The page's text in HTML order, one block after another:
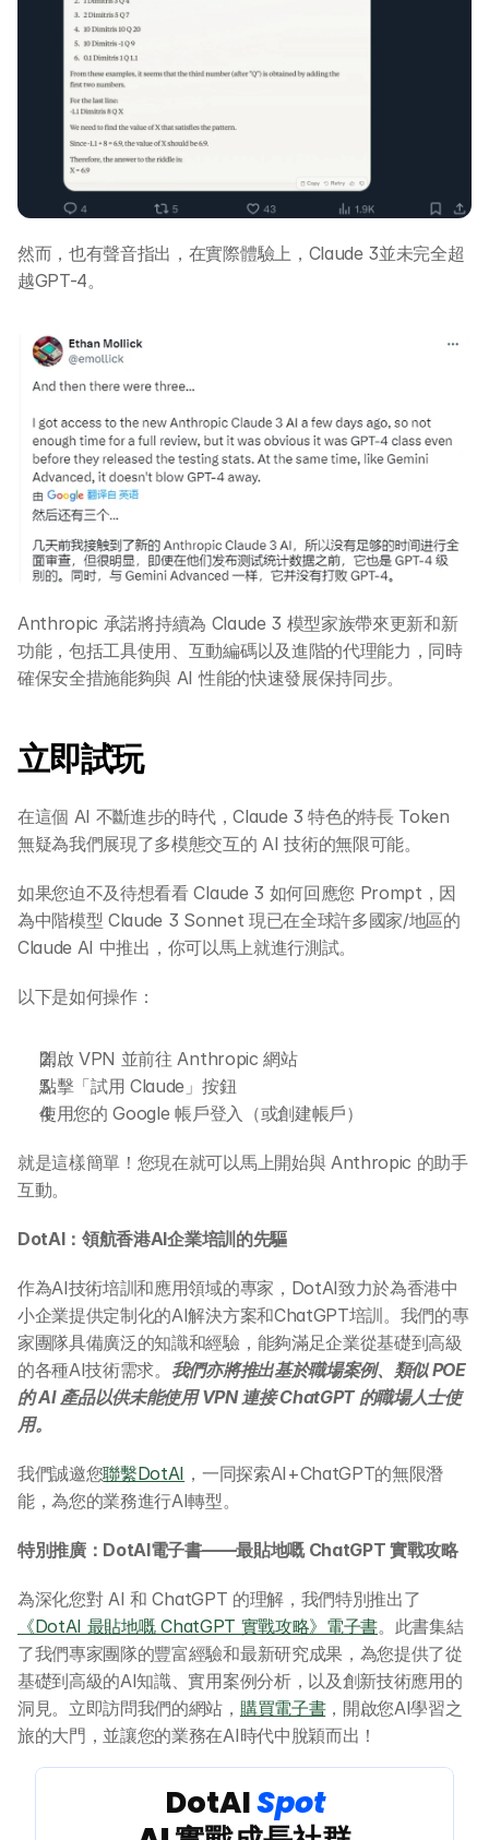
然而，也有聲音指出，在實際體驗上，Claude 3並未完全超
越GPT-4。
Anthropic 承諾將持續為 Claude 3 模型家族帶來更新和新
功能，包括工具使用、互動編碼以及進階的代理能力，同時
確保安全措施能夠與 AI 性能的快速發展保持同步。
立即試玩
在這個 AI 不斷進步的時代，Claude 3 特色的特長 Token
無疑為我們展現了多模態交互的 AI 技術的無限可能。
如果您迫不及待想看看 Claude 3 如何回應您 Prompt，因
為中階模型 Claude 3 Sonnet 現已在全球許多國家/地區的
Claude AI 中推出，你可以馬上就進行測試。
以下是如何操作：
開啟 VPN 並前往 Anthropic 網站
點擊「試用 Claude」按鈕
使用您的 Google 帳戶登入（或創建帳戶）
就是這樣簡單！您現在就可以馬上開始與 Anthropic 的助手
互動。
DotAI：領航香港AI企業培訓的先驅
作為AI技術培訓和應用領域的專家，DotAI致力於為香港中
小企業提供定制化的AI解決方案和ChatGPT培訓。我們的專
家團隊具備廣泛的知識和經驗，能夠滿足企業從基礎到高級
的各種AI技術需求。 我們亦將推出基於職場案例、類似 POE
的 AI 產品以供未能使用 VPN 連接 ChatGPT 的職場人士使
用。
我們誠邀您聯繫DotAI ，一同探索AI+ChatGPT的無限潛
能，為您的業務進行AI轉型。
特別推廣：DotAI電子書——最貼地嘅 ChatGPT 實戰攻略
為深化您對 AI 和 ChatGPT 的理解，我們特別推出了
《DotAI 最貼地嘅 ChatGPT 實戰攻略》電子書。此書集結
了我們專家團隊的豐富經驗和最新研究成果，為您提供了從
基礎到高級的AI知識、實用案例分析，以及創新技術應用的
洞見。立即訪問我們的網站， 購買電子書，開啟您AI學習之
旅的大門，並讓您的業務在AI時代中脫穎而出！
DotAI Spot
關於 DotAI
AI 課程
全系列 30 小時
AI-in-One 全年 AI 學習通行證
全系列 29 小時
各類應用主題
AI 應用主題班系列
DotAI 課程時間表
AI 活動
AI 攻略及資訊
AI 企業培訓
一年任學 AI 課程計劃
網上 AI 學習平台
AI 應用服務
AI 創意廣告服務
聯絡我們